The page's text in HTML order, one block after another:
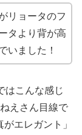
リョータのフ
タより背が高
いました！
はこんな感じ
えさん目線で
エレガント」